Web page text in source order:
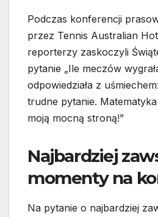
Podczas konferencji
przez Tennis Australian
reporterzy zaskoczyli
pytanie „Ile meczów
odpowiedziała z
trudne pytanie. Matematyka
moją mocną stroną!”
Najbardziej
momenty na
Na pytanie o najbardziej